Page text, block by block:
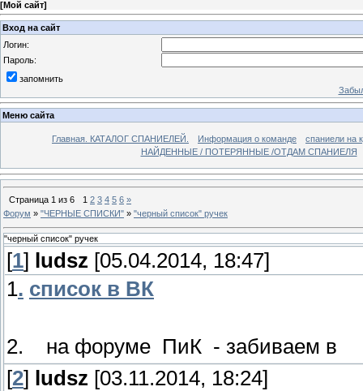
[Мой сайт]
Вход на сайт
Логин:
Пароль:
запомнить
Меню сайта
Главная. КАТАЛОГ СПАНИЕЛЕЙ. Информация о команде
спаниели на
НАЙДЕННЫЕ / ПОТЕРЯННЫЕ /ОТДАМ СПАНИЕЛЯ
Страница 1 из 6 1 2 3 4 5 6 »
Форум » "ЧЕРНЫЕ СПИСКИ" » "черный список" ручек
"черный список" ручек
[1] ludsz [05.04.2014, 18:47]
1. список в ВК
2. на форуме ПиК - забиваем
[2] ludsz [03.11.2014, 18:24]